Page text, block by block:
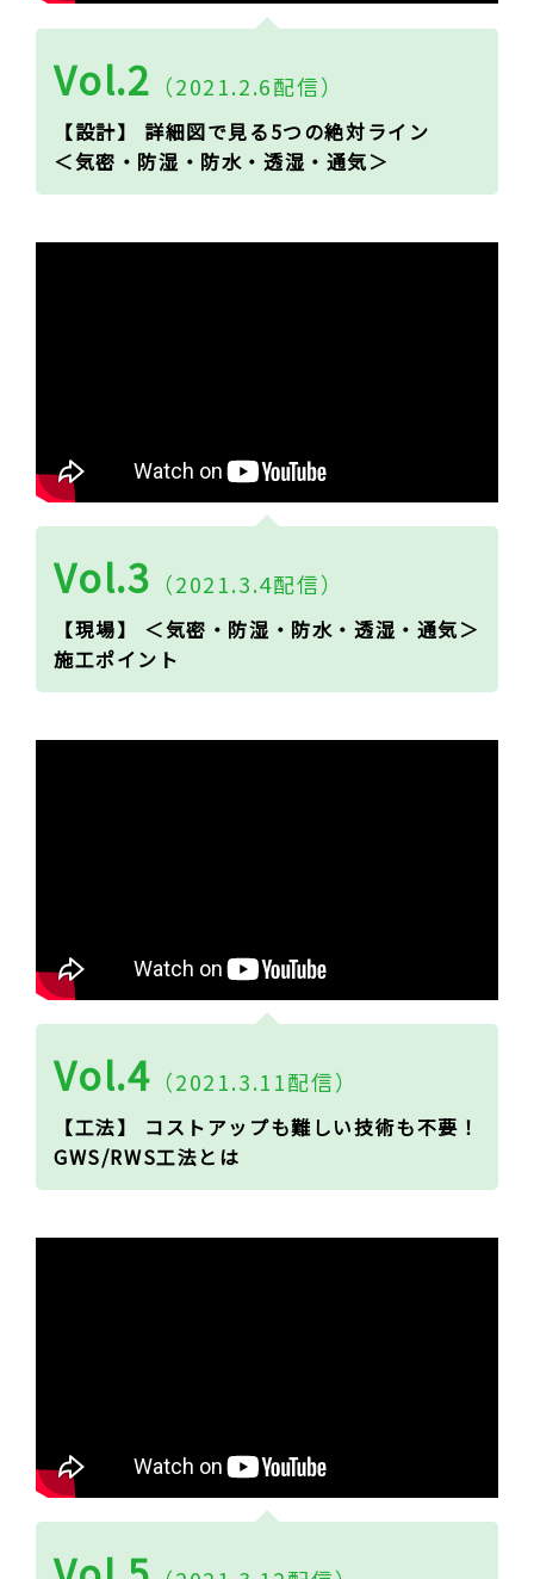
Vol.2 （2021.2.6配信）
【設計】 詳細図で見る5つの絶対ライン
＜気密・防湿・防水・透湿・通気＞
Vol.3 （2021.3.4配信）
【現場】 ＜気密・防湿・防水・透湿・通気＞
施工ポイント
Vol.4 （2021.3.11配信）
【工法】 コストアップも難しい技術も不要！
GWS/RWS工法とは